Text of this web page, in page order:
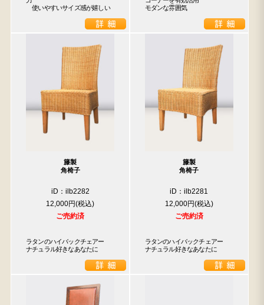
使いやすいサイズ感が嬉しい
モダンな雰囲気
籐製
角椅子
iD：ilb2282
12,000円
ご売約済
ラタンのハイバックチェアー
ナチュラル好きなあなたに
籐製
角椅子
iD：ilb2281
12,000円
ご売約済
ラタンのハイバックチェアー
ナチュラル好きなあなたに